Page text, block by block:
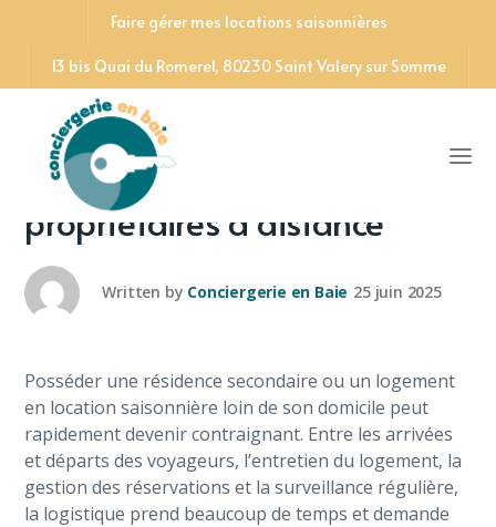
Faire gérer mes locations saisonnières
13 bis Quai du Romerel, 80230 Saint Valery sur Somme
Conciergerie : comment
simplifier la vie des
propriétaires à distance
Written by Conciergerie en Baie 25 juin 2025
Posséder une résidence secondaire ou un logement
en location saisonnière loin de son domicile peut
rapidement devenir contraignant. Entre les arrivées
et départs des voyageurs, l’entretien du logement, la
gestion des réservations et la surveillance régulière,
la logistique prend beaucoup de temps et demande